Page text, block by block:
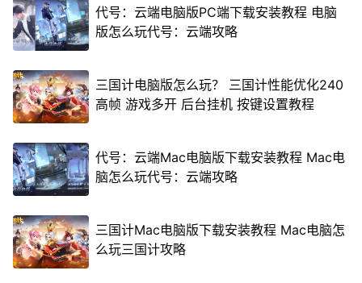
代号：云端电脑版PC端下载安装教程 电脑
版怎么玩代号：云端攻略
三国计电脑版怎么玩？ 三国计性能优化240
高帧 游戏多开 后台挂机 按键设置教程
代号：云端Mac电脑版下载安装教程 Mac电
脑怎么玩代号：云端攻略
三国计Mac电脑版下载安装教程 Mac电脑怎
么玩三国计攻略